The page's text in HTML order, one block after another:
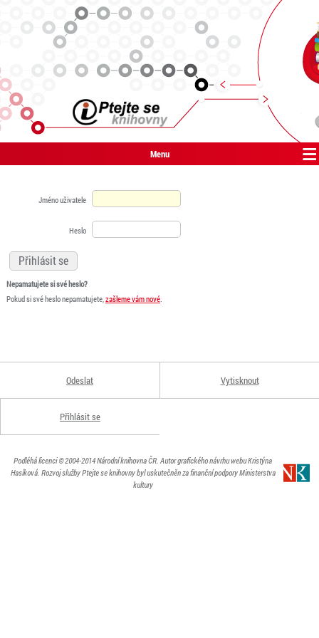
Menu
Jméno uživatele
Heslo
Nepamatujete si své heslo?
Pokud si své heslo nepamatujete,zašleme vám nové.
Odeslat Vytisknout
Přihlásit se
Podléhá licenci© 2004-2014Národní knihovna ČR. Autor grafického návrhu webu Kristýna
Hasíková. Rozvoj služby Ptejte se knihovny byl uskutečněn za finanční podpory Ministerstva
kultury